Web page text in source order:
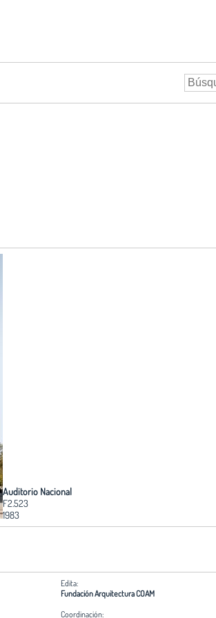
Auditorio Nacional
F2.523
1983
Edita:
Fundación Arquitectura COAM
Coordinación: